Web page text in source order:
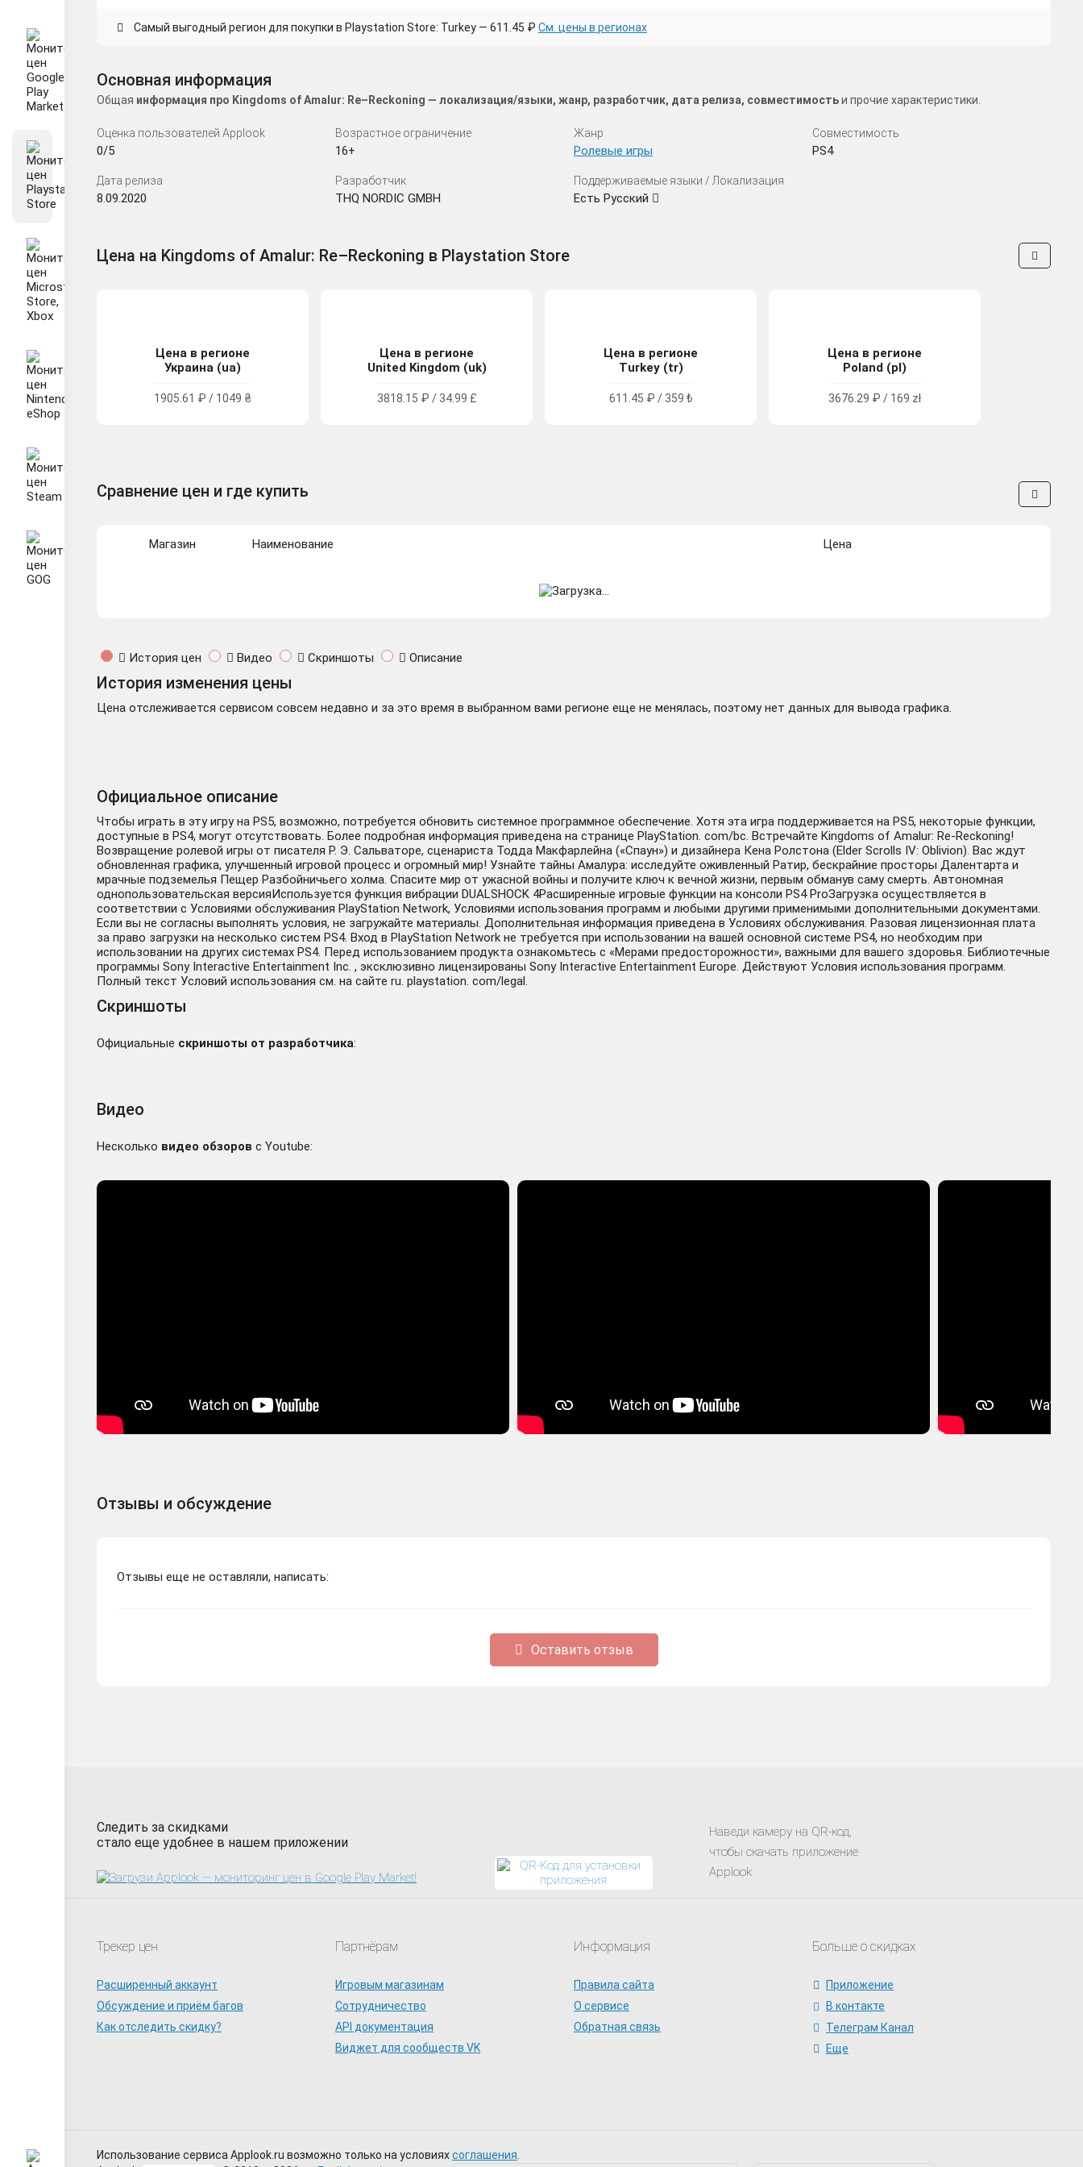
Самый выгодный регион для покупки в Playstation Store: Turkey — 611.45 ₽ См. цены в регионах
Основная информация
Общая информация про Kingdoms of Amalur: Re–Reckoning — локализация/языки, жанр, разработчик, дата релиза, совместимостьи прочие характеристики.
Оценка пользователей Applook
0/5
Возрастное ограничение
16+
Жанр
Ролевые игры
Совместимость
PS4
Дата релиза
8.09.2020
Разработчик
THQ NORDIC GMBH
Поддерживаемые языки / Локализация
Есть Русский
Цена на Kingdoms of Amalur: Re–Reckoning в Playstation Store
Цена в регионе
Украина (ua)
1905.61 ₽ / 1049 ₴
Цена в регионе
United Kingdom (uk)
3818.15 ₽ / 34.99 £
Цена в регионе
Turkey (tr)
611.45 ₽ / 359 ₺
Цена в регионе
Poland (pl)
3676.29 ₽ / 169 zł
Сравнение цен и где купить
Магазин Наименование Цена
История цен Видео Скриншоты Описание
История изменения цены
Цена отслеживается сервисом совсем недавно и за это время в выбранном вами регионе еще не менялась, поэтому нет данных для вывода графика.
Официальное описание
Чтобы играть в эту игру на PS5, возможно, потребуется обновить системное программное обеспечение. Хотя эта игра поддерживается на PS5, некоторые функции,
доступные в PS4, могут отсутствовать. Более подробная информация приведена на странице PlayStation. com/bc. Встречайте Kingdoms of Amalur: Re-Reckoning!
Возвращение ролевой игры от писателя Р. Э. Сальваторе, сценариста Тодда Макфарлейна («Спаун») и дизайнера Кена Ролстона (Elder Scrolls IV: Oblivion). Вас ждут
обновленная графика, улучшенный игровой процесс и огромный мир! Узнайте тайны Амалура: исследуйте оживленный Ратир, бескрайние просторы Далентарта и
мрачные подземелья Пещер Разбойничьего холма. Спасите мир от ужасной войны и получите ключ к вечной жизни, первым обманув саму смерть. Автономная
однопользовательская версияИспользуется функция вибрации DUALSHOCK 4Расширенные игровые функции на консоли PS4 ProЗагрузка осуществляется в
соответствии с Условиями обслуживания PlayStation Network, Условиями использования программ и любыми другими применимыми дополнительными документами.
Если вы не согласны выполнять условия, не загружайте материалы. Дополнительная информация приведена в Условиях обслуживания. Разовая лицензионная плата
за право загрузки на несколько систем PS4. Вход в PlayStation Network не требуется при использовании на вашей основной системе PS4, но необходим при
использовании на других системах PS4. Перед использованием продукта ознакомьтесь с «Мерами предосторожности», важными для вашего здоровья. Библиотечные
программы Sony Interactive Entertainment Inc. , эксклюзивно лицензированы Sony Interactive Entertainment Europe. Действуют Условия использования программ.
Полный текст Условий использования см. на сайте ru. playstation. com/legal.
Скриншоты
Официальные скриншоты от разработчика:
Видео
Несколько видео обзоров с Youtube:
Отзывы и обсуждение
Отзывы еще не оставляли, написать:
Оставить отзыв
Следить за скидками
стало еще удобнее в нашем приложении
Наведи камеру на QR-код,
чтобы скачать приложение
Applook
Трекер цен
Расширенный аккаунт
Обсуждение и приём багов
Как отследить скидку?
Партнёрам
Игровым магазинам
Сотрудничество
API документация
Виджет для сообществ VK
Информация
Правила сайта
О сервисе
Обратная связь
Больше о скидках
Приложение
В контакте
Телеграм Канал
Еще
Использование сервиса Applook.ru возможно только на условияхсоглашения